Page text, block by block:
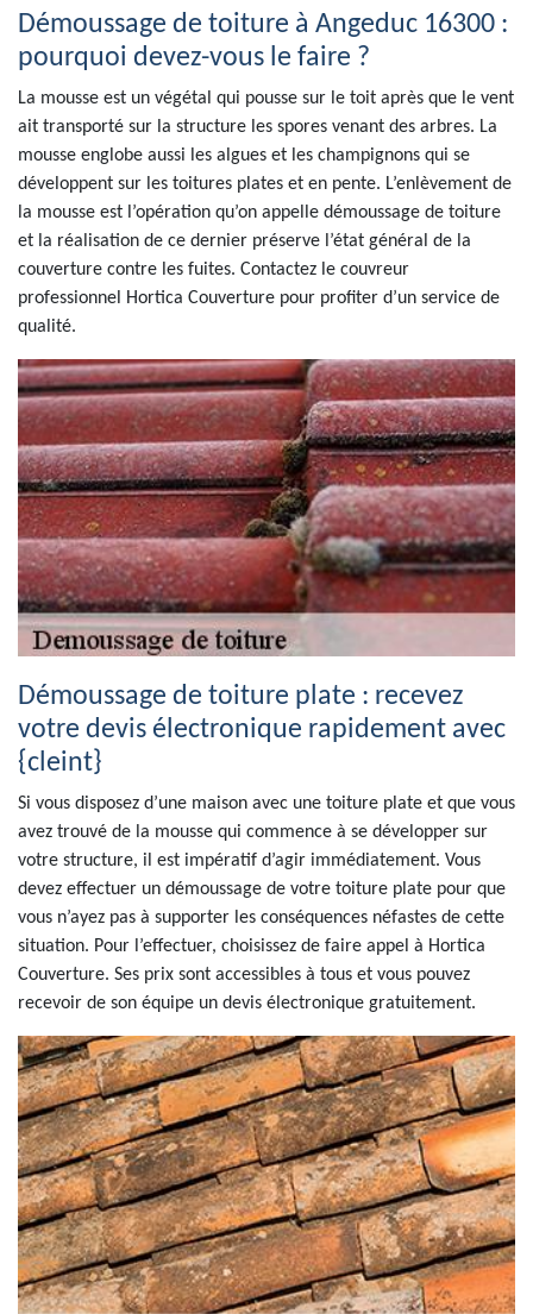
Démoussage de toiture à Angeduc 16300 :
pourquoi devez-vous le faire ?
La mousse est un végétal qui pousse sur le toit après que le vent
ait transporté sur la structure les spores venant des arbres. La
mousse englobe aussi les algues et les champignons qui se
développent sur les toitures plates et en pente. L’enlèvement de
la mousse est l’opération qu’on appelle démoussage de toiture
et la réalisation de ce dernier préserve l’état général de la
couverture contre les fuites. Contactez le couvreur
professionnel Hortica Couverture pour profiter d’un service de
qualité.
Démoussage de toiture plate : recevez
votre devis électronique rapidement avec
{cleint}
Si vous disposez d’une maison avec une toiture plate et que vous
avez trouvé de la mousse qui commence à se développer sur
votre structure, il est impératif d’agir immédiatement. Vous
devez effectuer un démoussage de votre toiture plate pour que
vous n’ayez pas à supporter les conséquences néfastes de cette
situation. Pour l’effectuer, choisissez de faire appel à Hortica
Couverture. Ses prix sont accessibles à tous et vous pouvez
recevoir de son équipe un devis électronique gratuitement.